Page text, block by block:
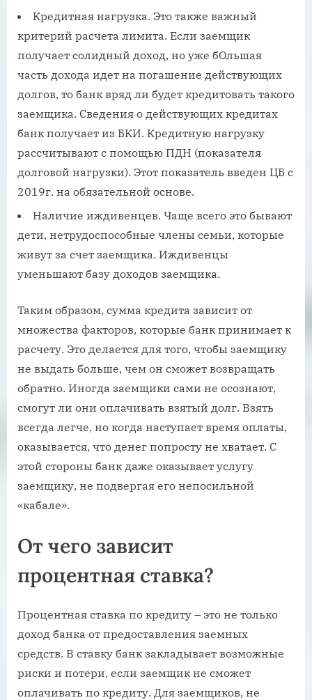
Кредитная нагрузка. Это также важный
критерий расчета лимита. Если заемщик
получает солидный доход, но уже бОльшая
часть дохода идет на погашение действующих
долгов, то банк вряд ли будет кредитовать такого
заемщика. Сведения о действующих кредитах
банк получает из БКИ. Кредитную нагрузку
рассчитывают с помощью ПДН (показателя
долговой нагрузки). Этот показатель введен ЦБ с
2019г. на обязательной основе.
Наличие иждивенцев. Чаще всего это бывают
дети, нетрудоспособные члены семьи, которые
живут за счет заемщика. Иждивенцы
уменьшают базу доходов заемщика.
Таким образом, сумма кредита зависит от
множества факторов, которые банк принимает к
расчету. Это делается для того, чтобы заемщику
не выдать больше, чем он сможет возвращать
обратно. Иногда заемщики сами не осознают,
смогут ли они оплачивать взятый долг. Взять
всегда легче, но когда наступает время оплаты,
оказывается, что денег попросту не хватает. С
этой стороны банк даже оказывает услугу
заемщику, не подвергая его непосильной
«кабале».
От чего зависит
процентная ставка?
Процентная ставка по кредиту – это не только
доход банка от предоставления заемных
средств. В ставку банк закладывает возможные
риски и потери, если заемщик не сможет
оплачивать по кредиту. Для заемщиков, не